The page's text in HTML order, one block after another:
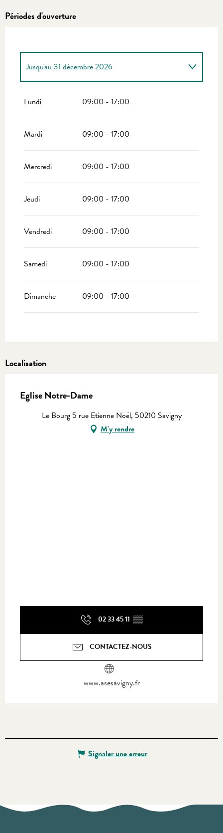
Périodes d'ouverture
1 janvier 2026 au 31 mars 2026
Jusqu'au 31 décembre 2026
Lundi 09:00 - 17:00
Mardi 09:00 - 17:00
Mercredi 09:00 - 17:00
Jeudi 09:00 - 17:00
Vendredi 09:00 - 17:00
Samedi 09:00 - 17:00
Dimanche 09:00 - 17:00
Localisation
Eglise Notre-Dame
Le Bourg 5 rue Etienne Noël, 50210 Savigny
M'y rendre
02 33 45 11 ▒▒
CONTACTEZ-NOUS
www.asesavigny.fr
Signaler une erreur